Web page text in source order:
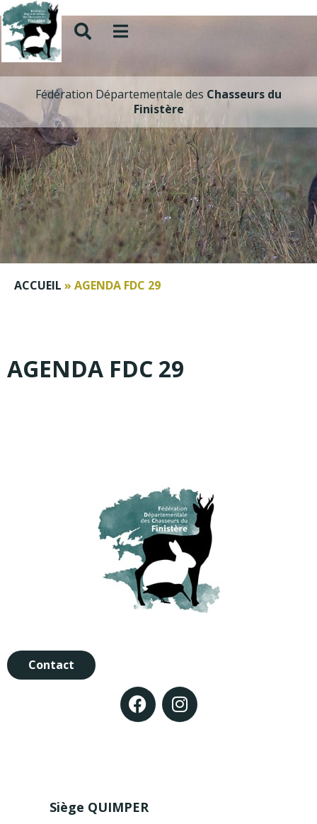
Fédération Départementale des Chasseurs du
Finistère
ACCUEIL » AGENDA FDC 29
AGENDA FDC 29
Contact
Siège QUIMPER